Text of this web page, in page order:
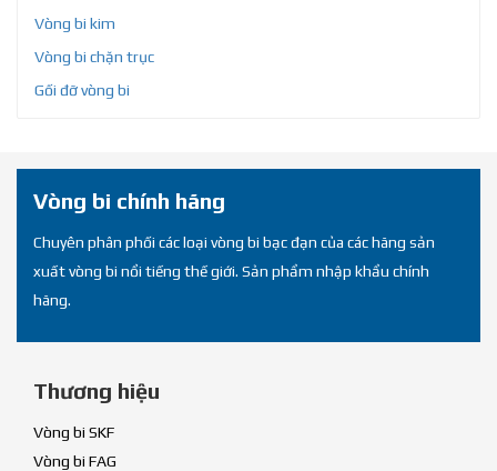
Vòng bi kim
Vòng bi chặn trục
Gối đỡ vòng bi
Vòng bi chính hãng
Chuyên phân phối các loại vòng bi bạc đạn của các hãng sản
xuất vòng bi nổi tiếng thế giới. Sản phẩm nhập khẩu chính
hãng.
Thương hiệu
Vòng bi SKF
Vòng bi FAG